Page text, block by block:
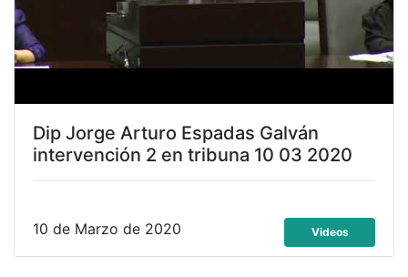
Dip Jorge Arturo Espadas Galván
intervención 2 en tribuna 10 03 2020
10 de Marzo de 2020 Videos